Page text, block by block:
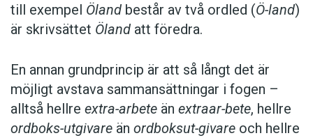
till exempel Öland består av två ordled (Ö-land)
är skrivsättet Öland att föredra.
En annan grundprincip är att så långt det är
möjligt avstava sammansättningar i fogen –
alltså hellre extra-arbete än extraar-bete, hellre
ordboks-utgivare än ordboksut-givare och hellre